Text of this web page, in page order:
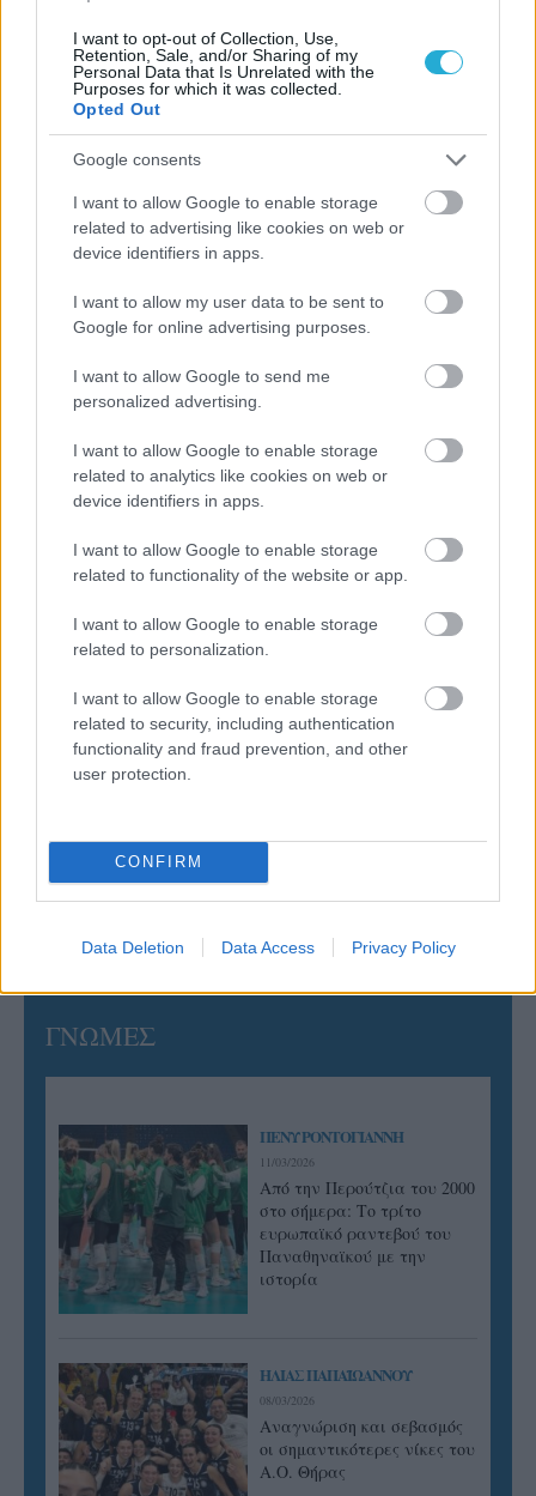
I want to opt-out of Collection, Use,
Retention, Sale, and/or Sharing of my
Personal Data that Is Unrelated with the
Purposes for which it was collected.
Opted Out
Google consents
I want to allow Google to enable storage
related to advertising like cookies on web or
device identifiers in apps.
I want to allow my user data to be sent to
Google for online advertising purposes.
I want to allow Google to send me
personalized advertising.
I want to allow Google to enable storage
related to analytics like cookies on web or
device identifiers in apps.
I want to allow Google to enable storage
related to functionality of the website or app.
I want to allow Google to enable storage
related to personalization.
I want to allow Google to enable storage
related to security, including authentication
functionality and fraud prevention, and other
user protection.
CONFIRM
Data Deletion Data Access Privacy Policy
ΡΟΗ ΕΙΔΗΣΕΩΝ
Φοίνικας Σύρου: Ο Δεναξάς άμεσος συνεργάτης του
Χατζηαντωνίου
Δείπνο της ΕΟΠΕ προς τιμήν του Ισίδωρου Κούβελου
παρουσία των Εθνικών ομάδων
07/08/2026
«Αντίο» με ήττα για τις διεθνείς μας στο τουρνουά του
Το πάλεψε μέχρι τέλους η Εθνική γυναικών κόντρα
στην Ιταλία Β’
06/08/2026
Η FIVB σχεδιάζει να διοργανώσει το Παγκόσμιο
Πρωτάθλημα τον Δεκέμβριο – Αντιδρούν οι σύλλογοι
06/08/2026
Έτοιμη για… υψηλές πτήσεις η Μπενφίκα του Ψάρρα
με τον «Ιπτάμενο Ολλανδό» Βίλτενμπουργκ
ΓΝΩΜΕΣ
ΠΕΝΥ ΡΟΝΤΟΓΙΑΝΝΗ
11/03/2026
Από την Περούτζια του 2000
στο σήμερα: Tο τρίτο
ευρωπαϊκό ραντεβού του
Παναθηναϊκού με την
ιστορία
ΗΛΙΑΣ ΠΑΠΑΪΩΑΝΝΟΥ
08/03/2026
Αναγνώριση και σεβασμός
οι σημαντικότερες νίκες του
Α.Ο. Θήρας